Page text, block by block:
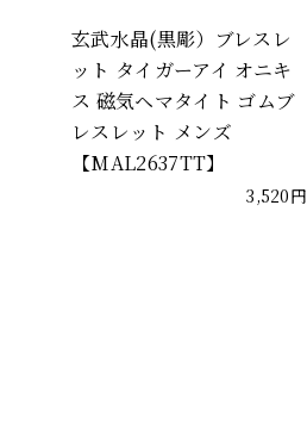
玄武水晶(黒彫）ブレスレ
ット タイガーアイ オニキ
ス 磁気ヘマタイト ゴムブ
レスレット メンズ
【MAL2637TT】
3,520円